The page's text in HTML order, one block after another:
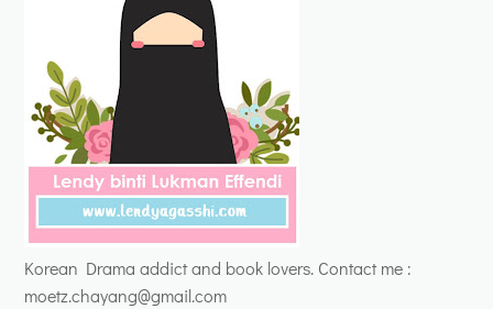
Korean Drama addict and book lovers. Contact me :
moetz.chayang@gmail.com